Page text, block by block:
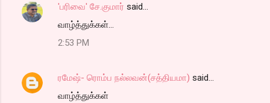
e
'பரிவை' சே.குமார் said…
வாழ்த்துக்கள்...
2:53 PM
ரமேஷ்- ரொம்ப நல்லவன்(சத்தியமா) said…
வாழ்த்துக்கள்